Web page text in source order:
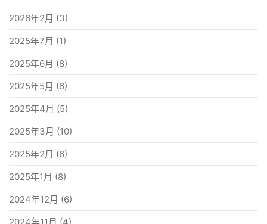
2026年2月 (3)
2025年7月 (1)
2025年6月 (8)
2025年5月 (6)
2025年4月 (5)
2025年3月 (10)
2025年2月 (6)
2025年1月 (8)
2024年12月 (6)
2024年11月 (4)